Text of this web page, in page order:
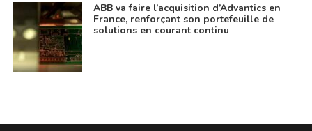
ABB va faire l’acquisition d’Advantics en
France, renforçant son portefeuille de
solutions en courant continu